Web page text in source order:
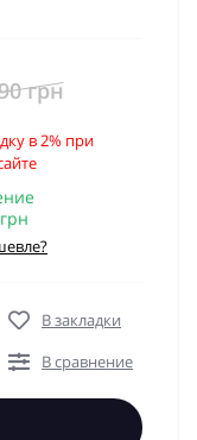
грн
в 2% при
В закладки
В сравнение